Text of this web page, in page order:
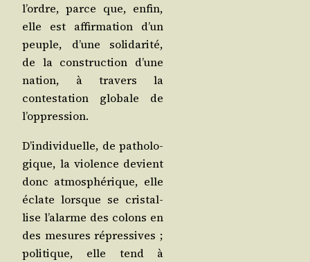
l’ordre, parce que, enfin,
elle est affir­ma­tion d’un
peuple, d’une soli­da­ri­té,
de la construc­tion d’une
nation, à tra­vers la
contes­ta­tion glo­bale de
l’oppression.
D’individuelle, de patho­lo­
gique, la vio­lence devient
donc atmo­sphé­rique, elle
éclate lorsque se cris­tal­
lise l’alarme des colons en
des mesures répres­sives ;
poli­tique, elle tend à